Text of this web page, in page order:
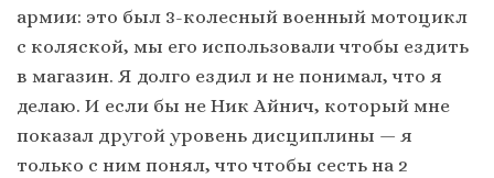
армии: это был 3-колесный военный мотоцикл
с коляской, мы его использовали чтобы ездить
в магазин. Я долго ездил и не понимал, что я
делаю. И если бы не Ник Айнич, который мне
показал другой уровень дисциплины — я
только с ним понял, что чтобы сесть на 2